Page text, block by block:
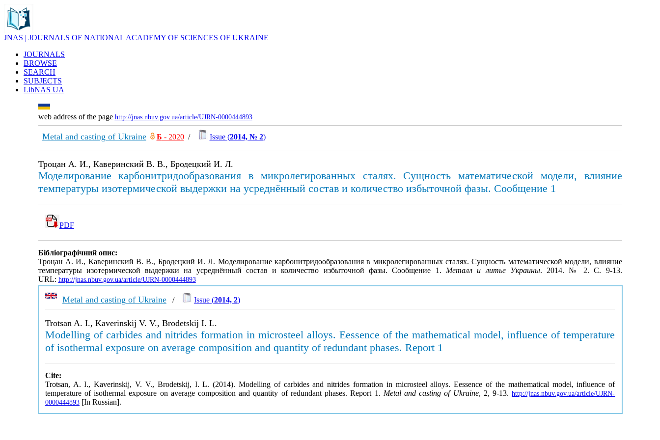
JNAS | JOURNALS OF NATIONAL ACADEMY OF SCIENCES OF UKRAINE
JOURNALS
BROWSE
SEARCH
SUBJECTS
LibNAS UA
web address of the page http://jnas.nbuv.gov.ua/article/UJRN-0000444893
Metal and casting of Ukraine Б - 2020/ Issue (2014, № 2)
Троцан А. И., Каверинский В. В., Бродецкий И. Л.
Моделирование карбонитридообразования в микролегированных сталях. Cущность математической модели, влияние
температуры изотермической выдержки на усреднённый состав и количество избыточной фазы. Сообщение 1
PDF
Бібліографічний опис:
Троцан А. И., Каверинский В. В., Бродецкий И. Л. Моделирование карбонитридообразования в микролегированных сталях. Cущность математической модели, влияние
температуры изотермической выдержки на усреднённый состав и количество избыточной фазы. Сообщение 1. Металл и литье Украины. 2014. № 2. С. 9-13.
URL: http://jnas.nbuv.gov.ua/article/UJRN-0000444893
Metal and casting of Ukraine/ Issue (2014, 2)
Trotsan A. I., Kaverinskij V. V., Brodetskij I. L.
Modelling of carbides and nitrides formation in microsteel alloys. Eessence of the mathematical model, influence of temperature
of isothermal exposure on average composition and quantity of redundant phases. Report 1
Cite:
Trotsan, A. I., Kaverinskij, V. V., Brodetskij, I. L. (2014). Modelling of carbides and nitrides formation in microsteel alloys. Eessence of the mathematical model, influence of
temperature of isothermal exposure on average composition and quantity of redundant phases. Report 1. Metal and casting of Ukraine, 2, 9-13.http://jnas.nbuv.gov.ua/article/UJRN-
0000444893[In Russian].